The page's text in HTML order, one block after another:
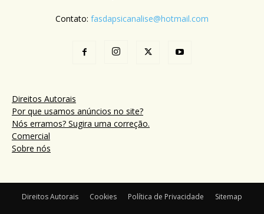
Contato: fasdapsicanalise@hotmail.com
Direitos Autorais
Por que usamos anúncios no site?
Nós erramos? Sugira uma correção.
Comercial
Sobre nós
Direitos Autorais Cookies Política de Privacidade Sitemap